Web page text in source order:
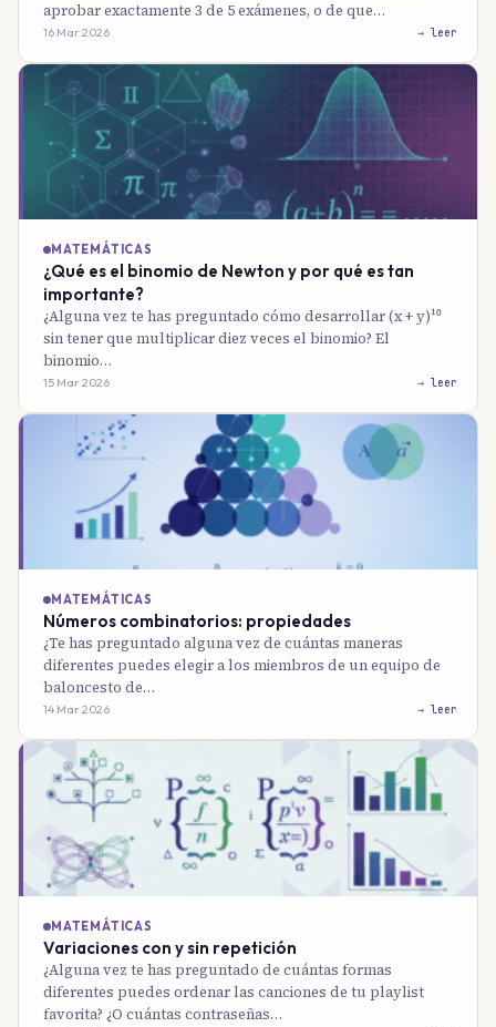
aprobar exactamente 3 de 5 exámenes, o de que…
16 Mar 2026 → leer
MATEMÁTICAS
¿Qué es el binomio de Newton y por qué es tan
importante?
¿Alguna vez te has preguntado cómo desarrollar (x + y)¹⁰
sin tener que multiplicar diez veces el binomio? El
binomio…
15 Mar 2026 → leer
MATEMÁTICAS
Números combinatorios: propiedades
¿Te has preguntado alguna vez de cuántas maneras
diferentes puedes elegir a los miembros de un equipo de
baloncesto de…
14 Mar 2026 → leer
MATEMÁTICAS
Variaciones con y sin repetición
¿Alguna vez te has preguntado de cuántas formas
diferentes puedes ordenar las canciones de tu playlist
favorita? ¿O cuántas contraseñas…